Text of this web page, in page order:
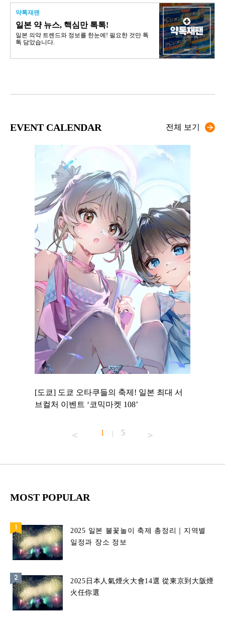
약톡재팬
일본 약 뉴스, 핵심만 톡톡!
일본 의약 트렌드와 정보를 한눈에! 필요한 것만 톡
톡 담았습니다.
EVENT CALENDAR 전체 보기
[도쿄] 도쿄 오타쿠들의 축제! 일본 최대 서
브컬처 이벤트 ‘코믹마켓 108’
1 | 5
MOST POPULAR
2025 일본 불꽃놀이 축제 총정리｜지역별
일정과 장소 정보
2025日本人氣煙火大會14選 從東京到大阪煙
火任你選